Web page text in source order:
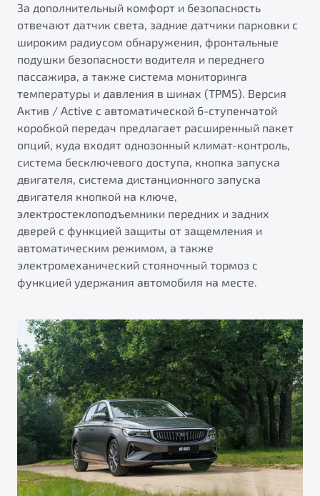
Универсальный кроссовер
от 2 499 990 ₽*
Обзор В наличии
Запись на сервис
Калькулятор ТО
Клиентская поддержка
За дополнительный комфорт и безопасность
отвечают датчик света, задние датчики парковки с
широким радиусом обнаружения, фронтальные
подушки безопасности водителя и переднего
пассажира, а также система мониторинга
температуры и давления в шинах (TPMS). Версия
Актив / Active с автоматической 6-ступенчатой
коробкой передач предлагает расширенный пакет
опций, куда входят однозонный климат-контроль,
система бесключевого доступа, кнопка запуска
двигателя, система дистанционного запуска
двигателя кнопкой на ключе,
электростеклоподъемники передних и задних
дверей с функцией защиты от защемления и
автоматическим режимом, а также
электромеханический стояночный тормоз с
функцией удержания автомобиля на месте.